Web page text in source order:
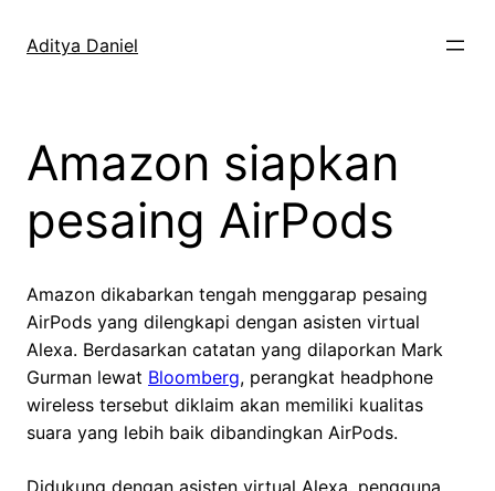
Aditya Daniel
Amazon siapkan
pesaing AirPods
Amazon dikabarkan tengah menggarap pesaing
AirPods yang dilengkapi dengan asisten virtual
Alexa. Berdasarkan catatan yang dilaporkan Mark
Gurman lewat Bloomberg, perangkat headphone
wireless tersebut diklaim akan memiliki kualitas
suara yang lebih baik dibandingkan AirPods.